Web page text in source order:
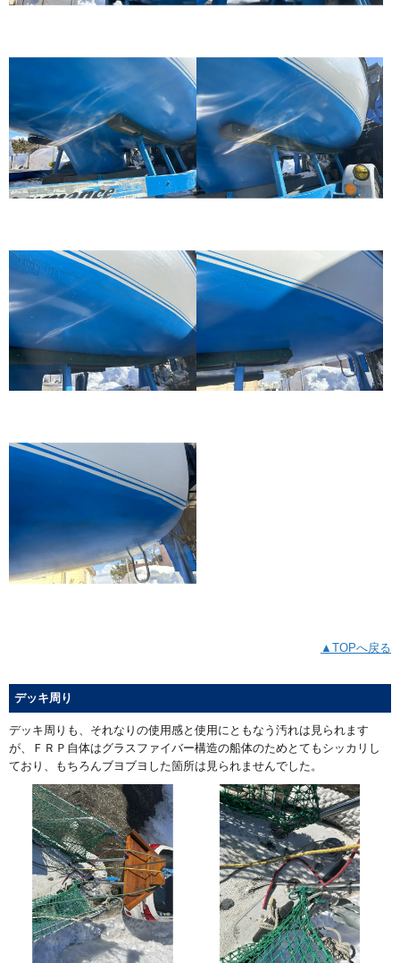
▲TOPへ戻る
デッキ周り
デッキ周りも、それなりの使用感と使用にともなう汚れは見られます
が、ＦＲＰ自体はグラスファイバー構造の船体のためとてもシッカリし
ており、もちろんブヨブヨした箇所は見られませんでした。